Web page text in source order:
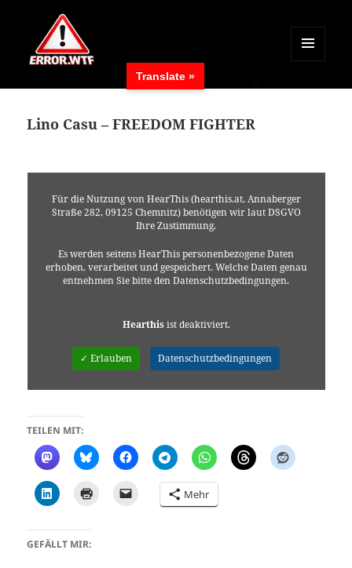
MENÜ
WIDGETS
Lino Casu – FREEDOM FIGHTER
Für die Nutzung von HearThis (hearthis.at, Annaberger
Straße 282, 09125 Chemnitz) benötigen wir laut DSGVO
Ihre Zustimmung.
Es werden seitens HearThis personenbezogene Daten
erhoben, verarbeitet und gespeichert. Welche Daten genau
entnehmen Sie bitte den Datenschutzbedingungen.
Hearthisist deaktiviert.
✓ Erlauben Datenschutzbedingungen
TEILEN MIT:
Mehr
GEFÄLLT MIR:
Translate »